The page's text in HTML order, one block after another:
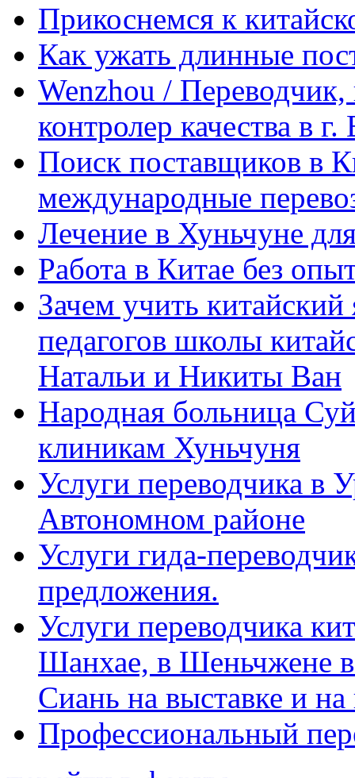
Прикоснемся к
Как ужать длинные
Wenzhou / Переводчик,
контролер качества в
Поиск поставщиков в
международные
Лечение в Хуньчуне
Работа в Китае без
Зачем учить
педагогов школы
Натальи и Никиты Ван
Народная больница
клиникам Хуньчуня
Услуги переводчика в
Автономном районе
Услуги гида-
предложения.
Услуги переводчика
Шанхае, в Шеньчжене
Сиань на выставке и
Профессиональный